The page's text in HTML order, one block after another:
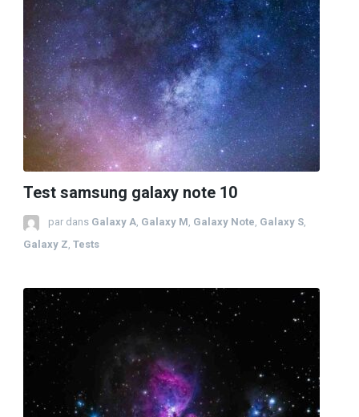
Test samsung galaxy note 10
par dans Galaxy A, Galaxy M, Galaxy Note, Galaxy S,
Galaxy Z, Tests